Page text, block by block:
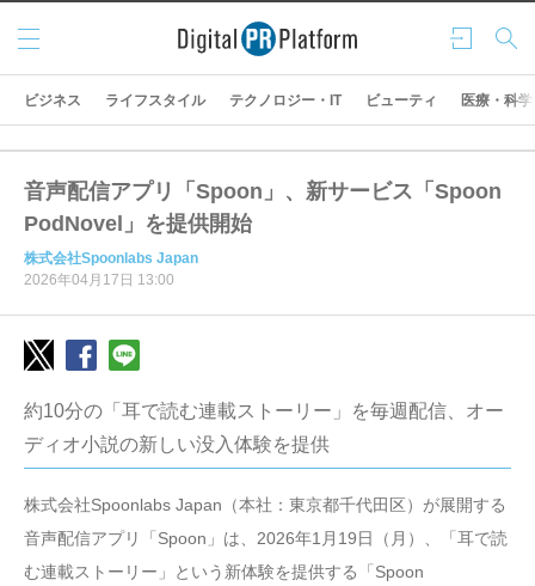
ログ
イン
検索
メニ
ュー
ビジネス ライフスタイル テクノロジー・IT ビューティ 医療・科学
音声配信アプリ「Spoon」、新サービス「Spoon
PodNovel」を提供開始
株式会社Spoonlabs Japan
2026年04月17日 13:00
約10分の「耳で読む連載ストーリー」を毎週配信、オー
ディオ小説の新しい没入体験を提供
株式会社Spoonlabs Japan（本社：東京都千代田区）が展開する
音声配信アプリ「Spoon」は、2026年1月19日（月）、「耳で読
む連載ストーリー」という新体験を提供する「Spoon